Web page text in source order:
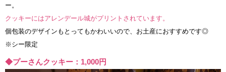
ー。
クッキーにはアレンデール城がプリントされています。
個包装のデザインもとってもかわいいので、お土産におすすめです◎
※シー限定
◆プーさんクッキー：1,000円